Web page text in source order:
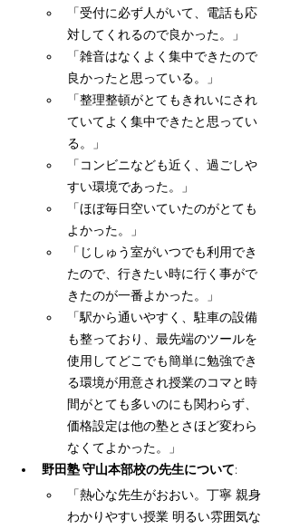
「受付に必ず人がいて、電話も応
対してくれるので良かった。」
「雑音はなくよく集中できたので
良かったと思っている。」
「整理整頓がとてもきれいにされ
ていてよく集中できたと思ってい
る。」
「コンビニなども近く、過ごしや
すい環境であった。」
「ほぼ毎日空いていたのがとても
よかった。」
「じしゅう室がいつでも利用でき
たので、行きたい時に行く事がで
きたのが一番よかった。」
「駅から通いやすく、駐車の設備
も整っており、最先端のツールを
使用してどこでも簡単に勉強でき
る環境が用意され授業のコマと時
間がとても多いのにも関わらず、
価格設定は他の塾とさほど変わら
なくてよかった。」
野田塾 守山本部校の先生について:
「熱心な先生がおおい。丁寧 親身
わかりやすい授業 明るい雰囲気な